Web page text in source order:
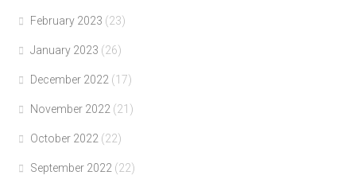
February 2023 (23)
January 2023 (26)
December 2022 (17)
November 2022 (21)
October 2022 (22)
September 2022 (22)